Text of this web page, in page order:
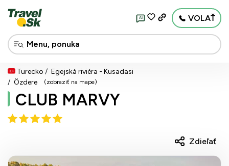
AI VOLAŤ
Turecko
Egejská riviéra - Kusadasi
Özdere
(zobraziť na mape)
CLUB MARVY
Zdieľať